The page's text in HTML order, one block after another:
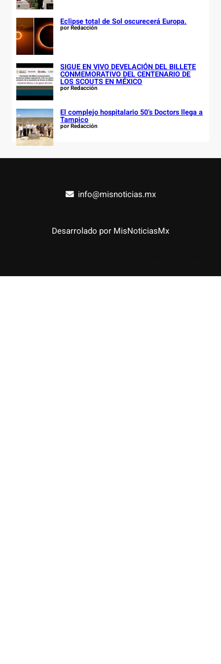
Eclipse total de Sol oscurecerá Europa.
por Redacción
SIGUE EN VIVO DEVELACIÓN DEL BILLETE
CONMEMORATIVO DEL CENTENARIO DE
LOS SCOUTS EN MÉXICO
por Redacción
El complejo hospitalario 50’s Doctors llega a
Tampico
por Redacción
info@misnoticias.mx
Desarrolado por MisNoticiasMx